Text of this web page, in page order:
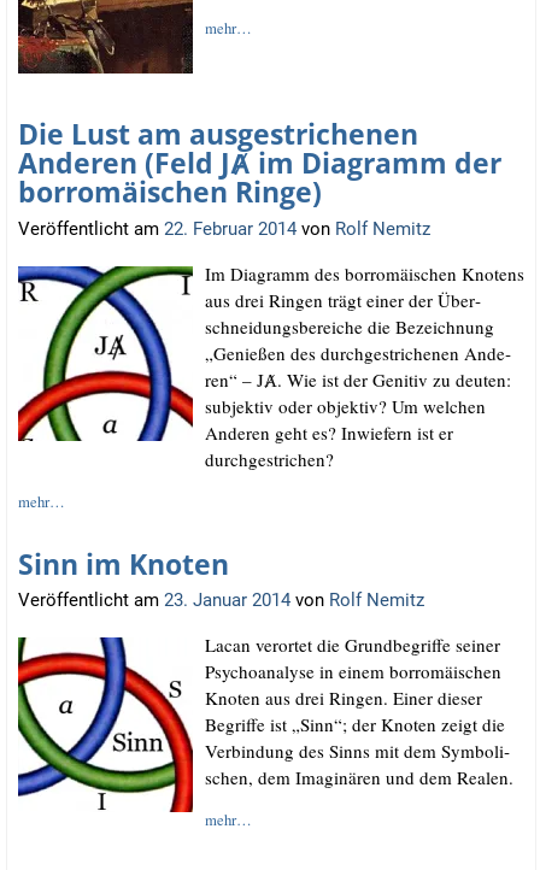
mehr…
Die Lust am ausgestrichenen
Anderen (Feld JȺ im Diagramm der
borromäischen Ringe)
Veröffentlicht am 22. Februar 2014 von Rolf Nemitz
Im Dia­gramm des bor­ro­mäi­schen Kno­tens
aus drei Rin­gen trägt einer der Über­
schnei­dungs­be­rei­che die Bezeich­nung
„Genie­ßen des durch­ge­stri­che­nen Ande­
ren“ – JȺ. Wie ist der Geni­tiv zu deu­ten:
sub­jek­tiv oder objek­tiv? Um wel­chen
Ande­ren geht es? Inwie­fern ist er
durchgestrichen?
mehr…
Sinn im Knoten
Veröffentlicht am 23. Januar 2014 von Rolf Nemitz
Lacan ver­or­tet die Grund­be­grif­fe sei­ner
Psy­cho­ana­ly­se in einem bor­ro­mäi­schen
Kno­ten aus drei Rin­gen. Einer die­ser
Begrif­fe ist „Sinn“; der Kno­ten zeigt die
Ver­bin­dung des Sinns mit dem Sym­bo­li­
schen, dem Ima­gi­nä­ren und dem Realen.
mehr…